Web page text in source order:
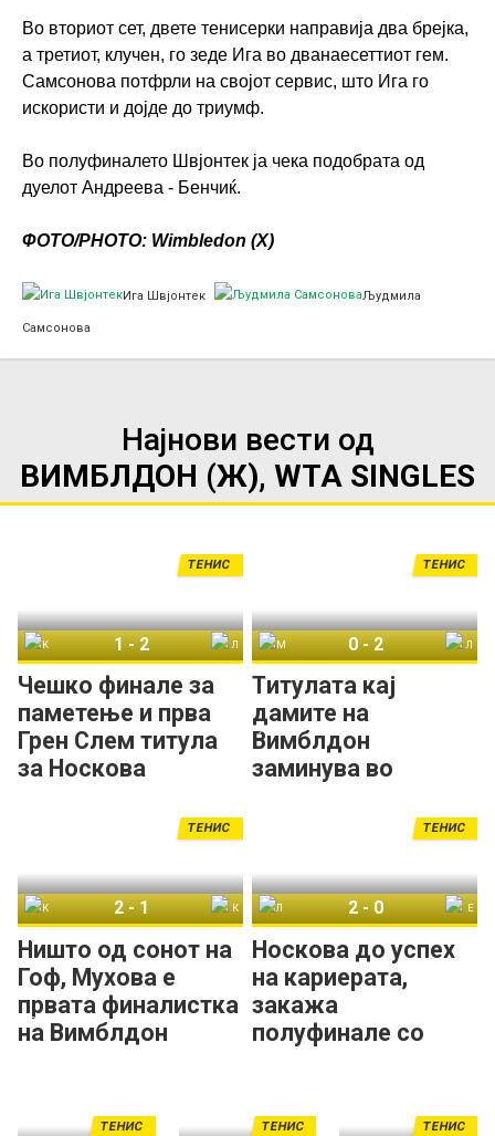
Во вториот сет, двете тенисерки направија два брејка,
а третиот, клучен, го зеде Ига во дванаесеттиот гем.
Самсонова потфрли на својот сервис, што Ига го
искористи и дојде до триумф.
Во полуфиналето Швјонтек ја чека подобрата од
дуелот Андреева - Бенчиќ.
ФОТО/PHOTO: Wimbledon (Х)
Ига Швјонтек Људмила
Самсонова
Најнови вести од
ВИМБЛДОН (Ж), WTA SINGLES
Чешко финале за
паметење и прва
Грен Слем титула
за Носкова
ТЕНИС
1 - 2
Титулата кај
дамите на
Вимблдон
заминува во
ТЕНИС
0 - 2
Ништо од сонот на
Гоф, Мухова е
првата финалистка
на Вимблдон
ТЕНИС
2-1
Носкова до успех
на кариерата,
закажа
полуфинале со
ТЕНИС
2-0
ТЕНИС ТЕНИС ТЕНИС